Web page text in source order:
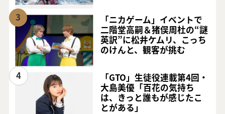
3
「ニカゲーム」イベントで
二階堂高嗣＆猪俣周杜の“謎
英訳”に松井ケムリ、こっち
のけんと、観客が挑む
4
「GTO」生徒役連載第4回・
大島美優「百花の気持ち
は、きっと誰もが感じたこ
とがある」